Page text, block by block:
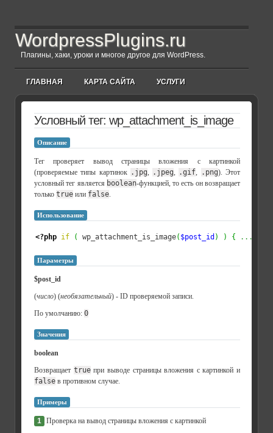
WordpressPlugins.ru
Плагины, хаки, уроки и многое другое для WordPress.
ГЛАВНАЯ КАРТА САЙТА УСЛУГИ
Условный тег: wp_attachment_is_image
Описание
Тег проверяет вывод страницы вложения с картинкой
(проверяемые типы картинок .jpg, .jpeg, .gif, .png). Этот
условный тег является boolean-функцией, то есть он возвращает
только true или false.
Использование
<?php if ( wp_attachment_is_image( $post_id ) ) { ...
Параметры
$post_id
(число) (необязательный) - ID проверяемой записи.
По умолчанию: 0
Значения
boolean
Возвращает trueпри выводе страницы вложения с картинкой и
false в противном случае.
Примеры
1 Проверка на вывод страницы вложения с картинкой